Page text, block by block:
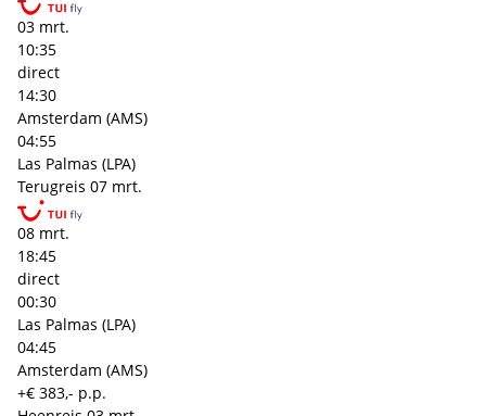
03 mrt.
10:35
direct
14:30
Amsterdam (AMS)
04:55
Las Palmas (LPA)
Terugreis 07 mrt.
08 mrt.
18:45
direct
00:30
Las Palmas (LPA)
04:45
Amsterdam (AMS)
+€ 383,- p.p.